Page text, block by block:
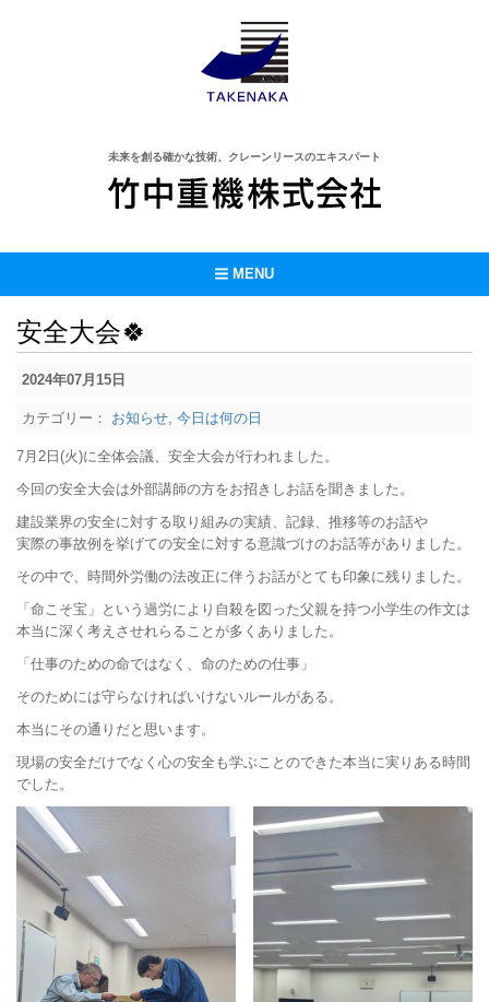
未来を創る確かな技術、クレーンリースのエキスパート
MENU
安全大会🍀
2024年07月15日
カテゴリー： お知らせ 今日は何の日
7月2日(火)に全体会議、安全大会が行われました。
今回の安全大会は外部講師の方をお招きしお話を聞きました。
建設業界の安全に対する取り組みの実績、記録、推移等のお話や
実際の事故例を挙げての安全に対する意識づけのお話等がありました。
その中で、時間外労働の法改正に伴うお話がとても印象に残りました。
「命こそ宝」という過労により自殺を図った父親を持つ小学生の作文は
本当に深く考えさせれらることが多くありました。
「仕事のための命ではなく、命のための仕事」
そのためには守らなければいけないルールがある。
本当にその通りだと思います。
現場の安全だけでなく心の安全も学ぶことのできた本当に実りある時間
でした。